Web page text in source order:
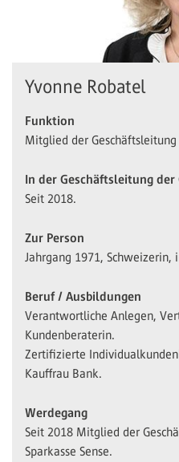
Yvonne Robatel
Funktion
Mitglied der Geschäftsleitung
In der Geschäftsleitung der
Seit 2018.
Zur Person
Jahrgang 1971, Schweizerin,
Beruf / Ausbildungen
Verantwortliche Anlegen,
Kundenberaterin.
Zertifizierte
Kauffrau Bank.
Werdegang
Seit 2018 Mitglied der
Sparkasse Sense.